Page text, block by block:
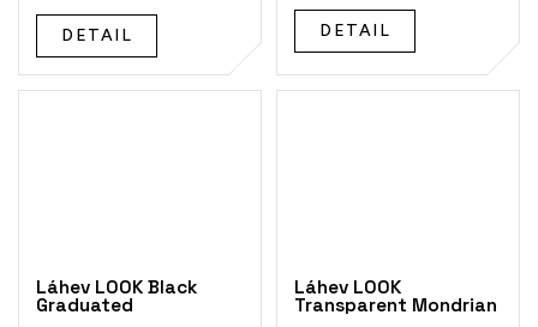
DETAIL DETAIL
Láhev LOOK Black
Graduated
Láhev LOOK
Transparent Mondrian